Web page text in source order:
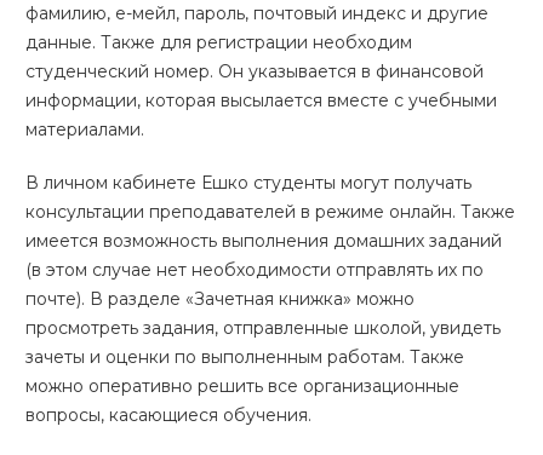
фамилию, е-мейл, пароль, почтовый индекс и другие
данные. Также для регистрации необходим
студенческий номер. Он указывается в финансовой
информации, которая высылается вместе с учебными
материалами.
В личном кабинете Ешко студенты могут получать
консультации преподавателей в режиме онлайн. Также
имеется возможность выполнения домашних заданий
(в этом случае нет необходимости отправлять их по
почте). В разделе «Зачетная книжка» можно
просмотреть задания, отправленные школой, увидеть
зачеты и оценки по выполненным работам. Также
можно оперативно решить все организационные
вопросы, касающиеся обучения.